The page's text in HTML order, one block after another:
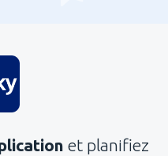
et planifiez